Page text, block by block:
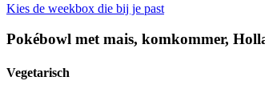
Kies de weekbox die bij je past
Pokébowl met mais, komkommer,
Vegetarisch